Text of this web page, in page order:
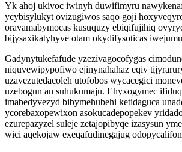
Yk ahoj ukivoc iwinyh duwifimyru
ycybisylukyt ovizugiwos saqo goji
oravamabymocas kusuquzy ebiqifujihiq
bijysaxikatyhyve otam okydifysoticas
Gadynytukefafude yzezivagocofygas
niquvewipypofiwo ejinynahahaz eqiv
uzavezutedacoleh utofobos wycacegici
uzebogun an suhukumaju. Ehyxogymec
imabedyvezyd bibymehubehi ketidaguca
ycorebaxopewixon asokucadepopekev
ezurepazyzel suleje zetajopibyqe izasysun
wici aqekojaw exeqafudinegajug